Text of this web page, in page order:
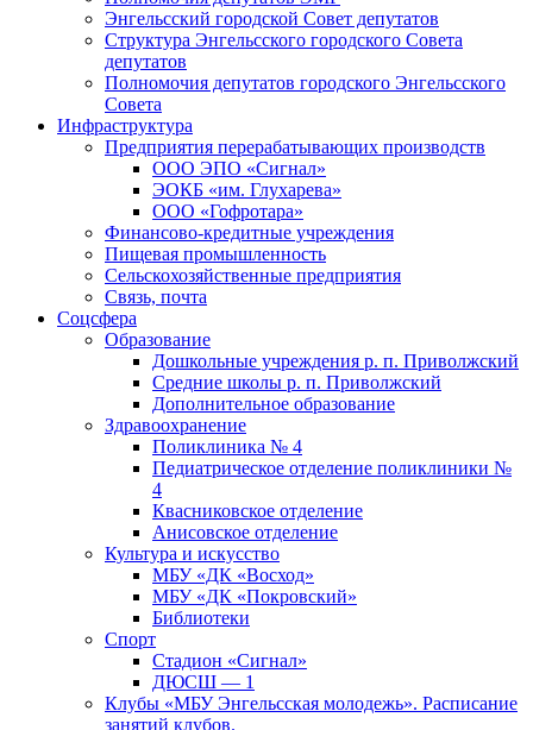
Энгельсский городской Совет депутатов
Структура Энгельсского городского Совета
депутатов
Полномочия депутатов городского Энгельсского
Совета
Инфраструктура
Предприятия перерабатывающих производств
ООО ЭПО «Сигнал»
ЭОКБ «им. Глухарева»
ООО «Гофротара»
Финансово-кредитные учреждения
Пищевая промышленность
Сельскохозяйственные предприятия
Связь, почта
Соцсфера
Образование
Дошкольные учреждения р. п. Приволжский
Средние школы р. п. Приволжский
Дополнительное образование
Здравоохранение
Поликлиника № 4
Педиатрическое отделение поликлиники №
4
Квасниковское отделение
Анисовское отделение
Культура и искусство
МБУ «ДК «Восход»
МБУ «ДК «Покровский»
Библиотеки
Спорт
Стадион «Сигнал»
ДЮСШ — 1
Клубы «МБУ Энгельсская молодежь». Расписание
занятий клубов.